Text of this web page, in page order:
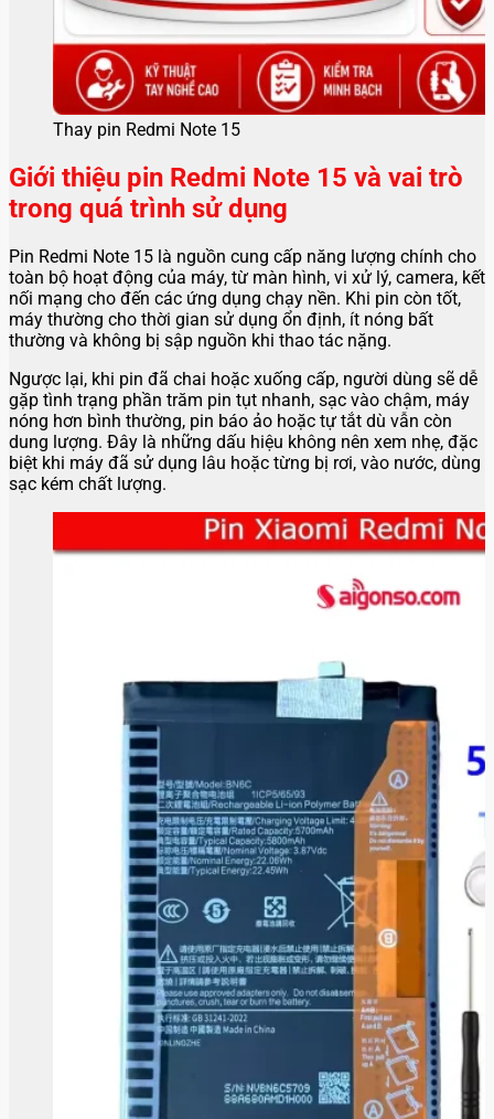
Thay pin Redmi Note 15
Giới thiệu pin Redmi Note 15 và vai trò
trong quá trình sử dụng
Pin Redmi Note 15 là nguồn cung cấp năng lượng chính cho
toàn bộ hoạt động của máy, từ màn hình, vi xử lý, camera, kết
nối mạng cho đến các ứng dụng chạy nền. Khi pin còn tốt,
máy thường cho thời gian sử dụng ổn định, ít nóng bất
thường và không bị sập nguồn khi thao tác nặng.
Ngược lại, khi pin đã chai hoặc xuống cấp, người dùng sẽ dễ
gặp tình trạng phần trăm pin tụt nhanh, sạc vào chậm, máy
nóng hơn bình thường, pin báo ảo hoặc tự tắt dù vẫn còn
dung lượng. Đây là những dấu hiệu không nên xem nhẹ, đặc
biệt khi máy đã sử dụng lâu hoặc từng bị rơi, vào nước, dùng
sạc kém chất lượng.